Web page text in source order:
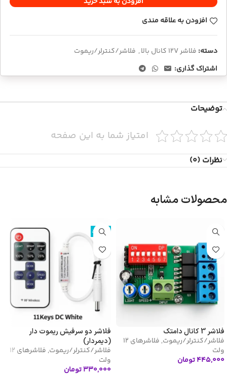
افزودن به علاقه مندی
دسته: فلاشر 12V کانال بالا , فلاشر/کنترلر/ریموت
اشتراک گذاری:
توضیحات
امتیاز شما به این صفحه
نظرات (0)
محصولات مشابه
فلاشر 3 کانال دامتک
فلاشر/کنترلر/ریموت,
فلاشرهای 12
ولت
۴۴۵,۰۰۰تومان
ناموجود
فلاشر دو سرفیش ریموت دار
(دیمردار)
فلاشر/کنترلر/ریموت,
فلاشرهای 12
ولت
۳۳۰,۰۰۰تومان